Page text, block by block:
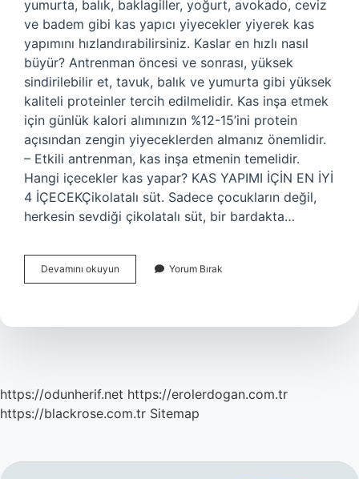
yumurta, balık, baklagiller, yoğurt, avokado, ceviz
ve badem gibi kas yapıcı yiyecekler yiyerek kas
yapımını hızlandırabilirsiniz. Kaslar en hızlı nasıl
büyür? Antrenman öncesi ve sonrası, yüksek
sindirilebilir et, tavuk, balık ve yumurta gibi yüksek
kaliteli proteinler tercih edilmelidir. Kas inşa etmek
için günlük kalori alımınızın %12-15’ini protein
açısından zengin yiyeceklerden almanız önemlidir.
– Etkili antrenman, kas inşa etmenin temelidir.
Hangi içecekler kas yapar? KAS YAPIMI İÇİN EN İYİ
4 İÇECEKÇikolatalı süt. Sadece çocukların değil,
herkesin sevdiği çikolatalı süt, bir bardakta…
Devamını okuyun
Yersek
Yorum Bırak
https://odunherif.net https://erolerdogan.com.tr
https://blackrose.com.tr Sitemap